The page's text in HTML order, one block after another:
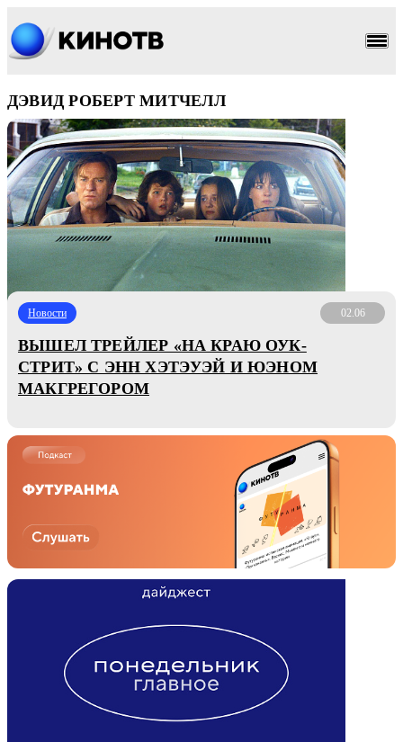
ДЭВИД РОБЕРТ МИТЧЕЛЛ
Новости 02.06
ВЫШЕЛ ТРЕЙЛЕР «НА КРАЮ ОУК-
СТРИТ» С ЭНН ХЭТЭУЭЙ И ЮЭНОМ
МАКГРЕГОРОМ